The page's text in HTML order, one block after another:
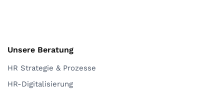
Unsere Beratung
HR Strategie & Prozesse
HR-Digitalisierung